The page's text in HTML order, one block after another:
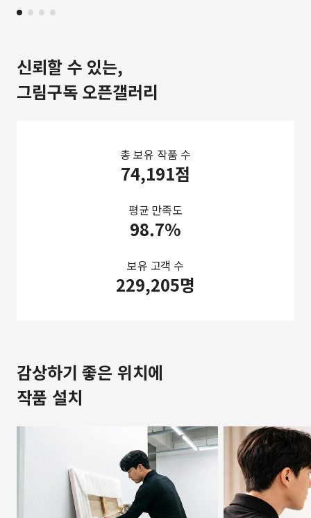
신뢰할 수 있는,
그림구독 오픈갤러리
총 보유 작품 수
74,191점
평균 만족도
98.7%
보유 고객 수
229,205명
감상하기 좋은 위치에
작품 설치